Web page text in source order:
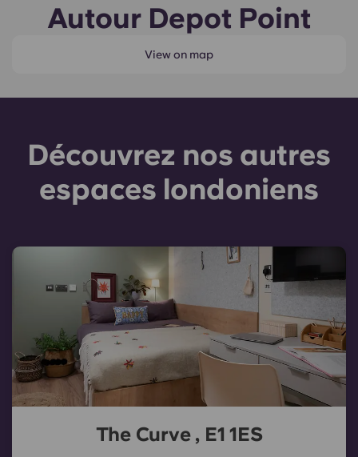
Autour Depot Point
View on map
Découvrez nos autres
espaces londoniens
The Curve , E1 1ES